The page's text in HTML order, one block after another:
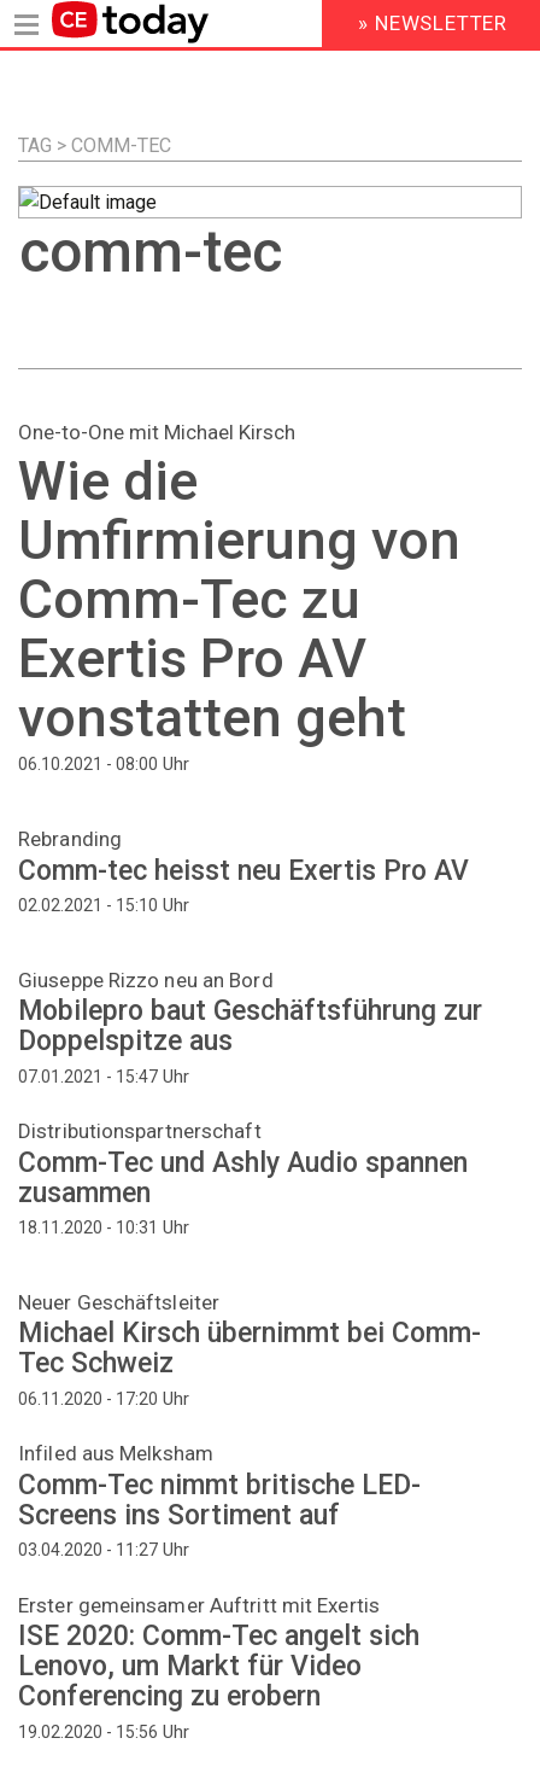
Inhalt
HEADER
MENU
» NEWSLETTER
TAG > COMM-TEC
comm-tec
One-to-One mit Michael Kirsch
Wie die
Umfirmierung von
Comm-Tec zu
Exertis Pro AV
vonstatten geht
06.10.2021 - 08:00 Uhr
Rebranding
Comm-tec heisst neu Exertis Pro AV
02.02.2021 - 15:10 Uhr
Giuseppe Rizzo neu an Bord
Mobilepro baut Geschäftsführung zur
Doppelspitze aus
07.01.2021 - 15:47 Uhr
Distributionspartnerschaft
Comm-Tec und Ashly Audio spannen
zusammen
18.11.2020 - 10:31 Uhr
Neuer Geschäftsleiter
Michael Kirsch übernimmt bei Comm-
Tec Schweiz
06.11.2020 - 17:20 Uhr
Infiled aus Melksham
Comm-Tec nimmt britische LED-
Screens ins Sortiment auf
03.04.2020 - 11:27 Uhr
Erster gemeinsamer Auftritt mit Exertis
ISE 2020: Comm-Tec angelt sich
Lenovo, um Markt für Video
Conferencing zu erobern
19.02.2020 - 15:56 Uhr